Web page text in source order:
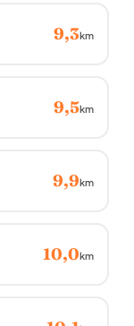
9,3km
9,5km
9,9km
10,0km